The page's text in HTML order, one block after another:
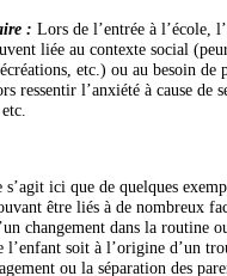
: Lors de l’entrée à l’école,
liée au contexte social
etc.) ou au besoin de
ressentir l’anxiété à cause de
ici que de quelques
être liés à de nombreux
changement dans la routine
l’enfant soit à l’origine d’un
ou la séparation des